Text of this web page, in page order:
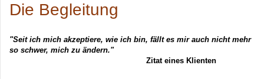
Die Begleitung
"Seit ich mich akzeptiere, wie ich bin, fällt es mir auch nicht mehr
so schwer, mich zu ändern."
Zitat eines Klienten